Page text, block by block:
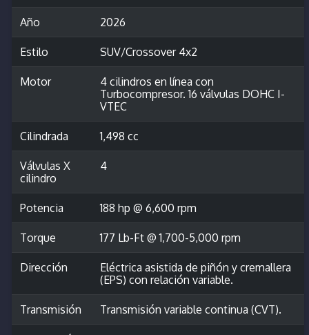
Año 2026
Estilo SUV/Crossover 4x2
Motor
4 cilindros en línea con
Turbocompresor. 16 válvulas DOHC I-
VTEC
Cilindrada 1,498 cc
Válvulas X
cilindro
4
Potencia 188 hp @ 6,600 rpm
Torque 177 Lb-Ft @ 1,700-5,000 rpm
Dirección
Eléctrica asistida de piñón y cremallera
(EPS) con relación variable.
Transmisión Transmisión variable continua (CVT).